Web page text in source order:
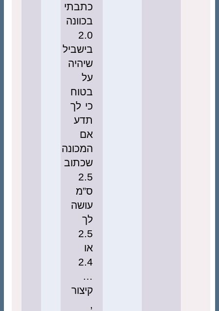
כתבתי
בכוונה
2.0
בישביל
שיהיה
על
בטוח
כי לך
תדע
אם
המכונה
שכתוב
2.5
ס”מ
עושה
לך
2.5
או
2.4
…
קיצור
,